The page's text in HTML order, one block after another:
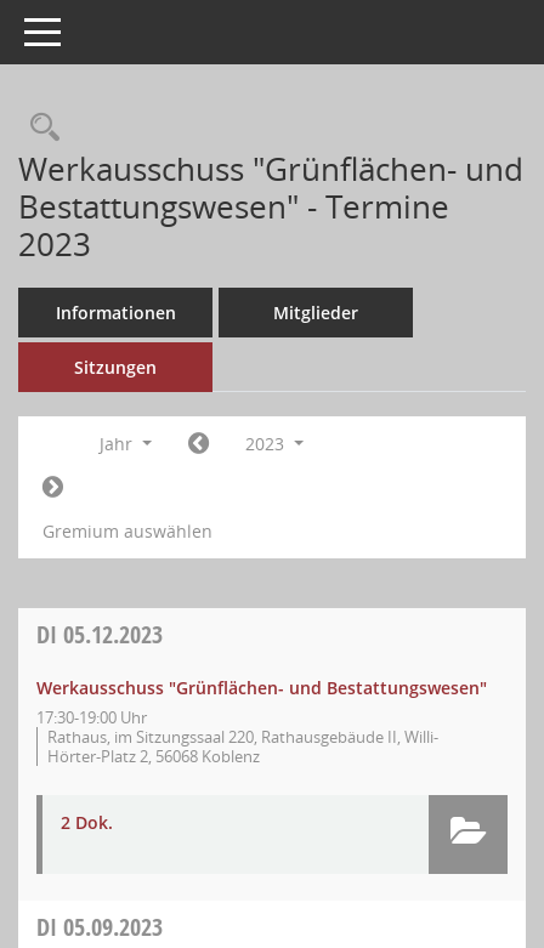
Toggle navigation
Werkausschuss "Grünflächen- und
Bestattungswesen" - Termine
2023
Informationen Mitglieder
Sitzungen
Jahr 2023
Gremium auswählen
DI 05.12.2023
Werkausschuss "Grünflächen- und Bestattungswesen"
17:30-19:00 Uhr
Rathaus, im Sitzungssaal 220, Rathausgebäude II, Willi-
Hörter-Platz 2, 56068 Koblenz
2 Dok.
DI 05.09.2023